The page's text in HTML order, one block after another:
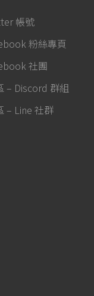
帳號
粉絲專頁
社團
– Discord 群組
– Line 社群